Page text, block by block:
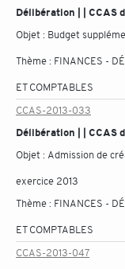
Délibération | | CCAS
Objet : Budget
Thème : FINANCES -
ET COMPTABLES
CCAS-2013-033
Délibération | | CCAS
Objet : Admission de
exercice 2013
Thème : FINANCES -
ET COMPTABLES
CCAS-2013-047